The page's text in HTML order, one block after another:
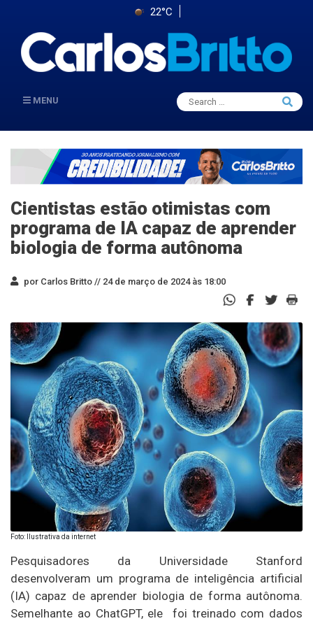
22°C
MENU
Search
for:
Search
Cientistas estão otimistas com
programa de IA capaz de aprender
biologia de forma autônoma
por Carlos Britto // 24 de março de 2024 às 18:00
Foto: Ilustrativa da internet
Pesquisadores da Universidade Stanford
desenvolveram um programa de inteligência artificial
(IA) capaz de aprender biologia de forma autônoma.
Semelhante ao ChatGPT, ele foi treinado com dados